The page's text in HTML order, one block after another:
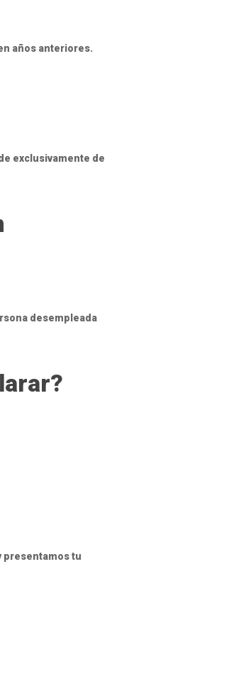
años anteriores.
exclusivamente de
desempleada
presentamos tu